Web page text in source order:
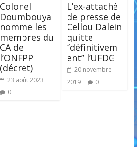
Colonel
Doumbouya
nomme les
membres du
CA de
l’ONFPP
(décret)
23 août 2023
0
L’ex-attaché
de presse de
Cellou Dalein
quitte
‘’définitivem
ent’’ l’UFDG
20 novembre
2019
0